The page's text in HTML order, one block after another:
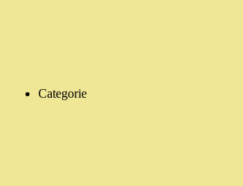
Categorie